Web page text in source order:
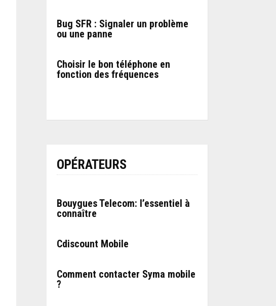
Bug SFR : Signaler un problème
ou une panne
Choisir le bon téléphone en
fonction des fréquences
OPÉRATEURS
Bouygues Telecom: l’essentiel à
connaître
Cdiscount Mobile
Comment contacter Syma mobile
?